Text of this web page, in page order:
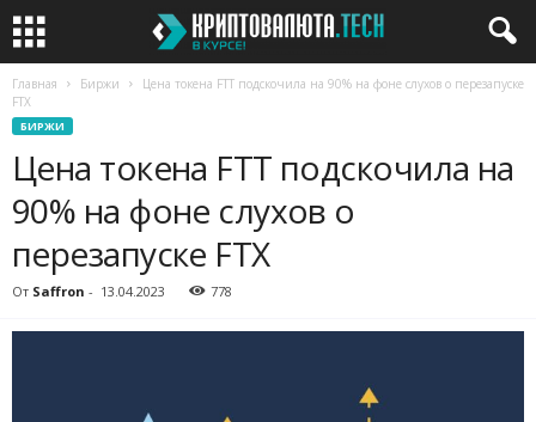
Главная Биржи
Цена токена FTT подскочила на 90% на фоне слухов о перезапуске
FTX
БИРЖИ
Цена токена FTT подскочила на
90% на фоне слухов о
перезапуске FTX
От Saffron - 13.04.2023 778